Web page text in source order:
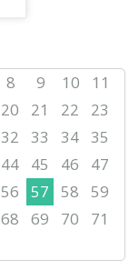
8 9 10
11
20 21 22
23
32 33 34 35
44 45 46
47
56 57 58
59
68 69 70
71